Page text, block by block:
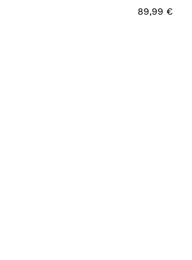
89,99 €